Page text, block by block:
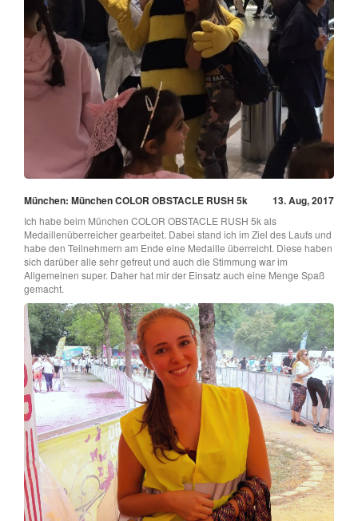
München: München COLOR OBSTACLE RUSH 5k 13. Aug, 2017
Ich habe beim München COLOR OBSTACLE RUSH 5k als
Medaillenüberreicher gearbeitet. Dabei stand ich im Ziel des Laufs und
habe den Teilnehmern am Ende eine Medaille überreicht. Diese haben
sich darüber alle sehr gefreut und auch die Stimmung war im
Allgemeinen super. Daher hat mir der Einsatz auch eine Menge Spaß
gemacht.